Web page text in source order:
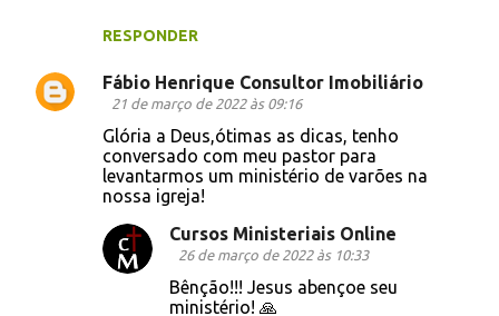
s
RESPONDER
Fábio Henrique Consultor Imobiliário
21 de março de 2022 às 09:16
Glória a Deus,ótimas as dicas, tenho
conversado com meu pastor para
levantarmos um ministério de varões na
nossa igreja!
Cursos Ministeriais Online
26 de março de 2022 às 10:33
Bênção!!! Jesus abençoe seu
ministério! 🙏